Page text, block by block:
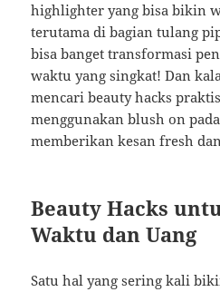
highlighter yang bisa bikin
terutama di bagian tulang
bisa banget transformasi
waktu yang singkat! Dan
mencari beauty hacks
menggunakan blush on
memberikan kesan fresh
Beauty Hacks
Waktu dan Uang
Satu hal yang sering kali